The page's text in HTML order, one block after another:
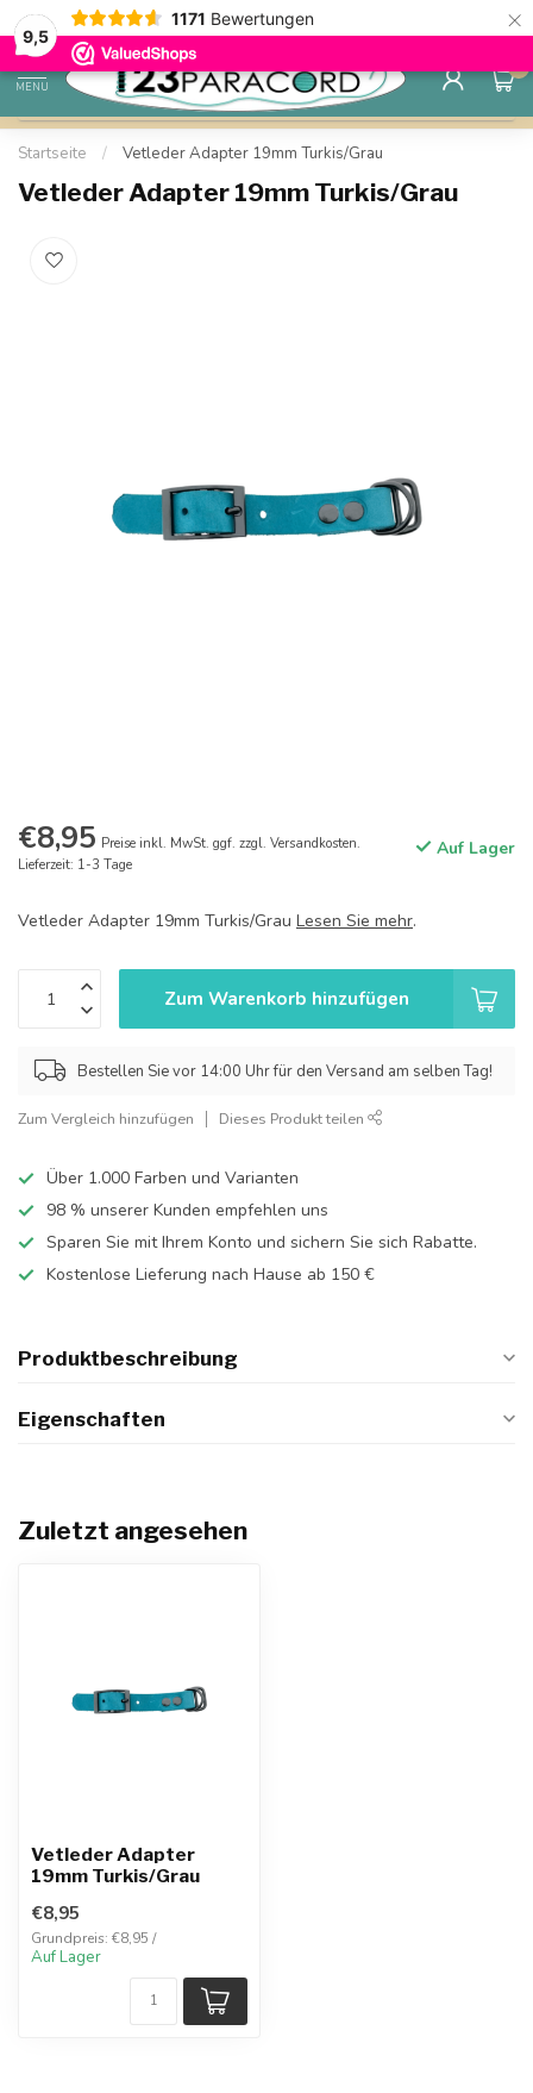
9,5
1171 Bewertungen ×
Sparen Sie mit Ihrem Konto und sichern Sie sich
Rabatte.
MENU
0
Startseite / Vetleder Adapter 19mm Turkis/Grau
Vetleder Adapter 19mm Turkis/Grau
€8,95 Preise inkl. MwSt. ggf. zzgl. Versandkosten.
Lieferzeit: 1-3 Tage
Auf Lager
Vetleder Adapter 19mm Turkis/Grau Lesen Sie mehr.
Zum Warenkorb hinzufügen
Bestellen Sie vor 14:00 Uhr für den Versand am selben Tag!
Zum Vergleich hinzufügen Dieses Produkt teilen
Über 1.000 Farben und Varianten
98 % unserer Kunden empfehlen uns
Sparen Sie mit Ihrem Konto und sichern Sie sich Rabatte.
Kostenlose Lieferung nach Hause ab 150 €
Produktbeschreibung
Eigenschaften
Zuletzt angesehen
Vetleder Adapter
19mm Turkis/Grau
€8,95
Grundpreis: €8,95 /
Auf Lager